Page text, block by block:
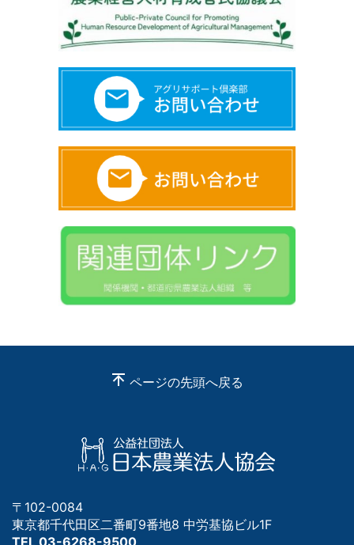
ページの先頭へ戻る
〒102-0084
東京都千代田区二番町9番地8 中労基協ビル1F
TEL 03-6268-9500